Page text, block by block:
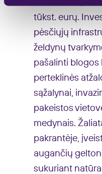
tūkst. eurų.
pėsčiųjų
želdynų
pašalinti blogos
perteklinės
sąžalynai,
pakeistos
medynais.
pakrantėje,
augančių
sukuriant